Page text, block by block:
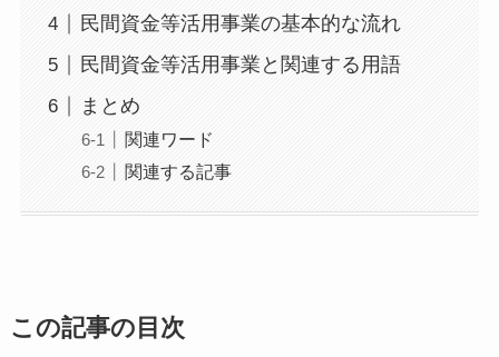
民間資金等活用事業の基本的な流れ
民間資金等活用事業と関連する用語
まとめ
関連ワード
関連する記事
この記事の目次